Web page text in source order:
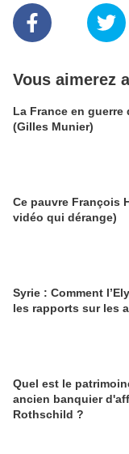
Vous aimerez
La France en guerre
(Gilles Munier)
Ce pauvre François
vidéo qui dérange)
Syrie : Comment
les rapports sur les
Quel est le
ancien banquier
Rothschild ?